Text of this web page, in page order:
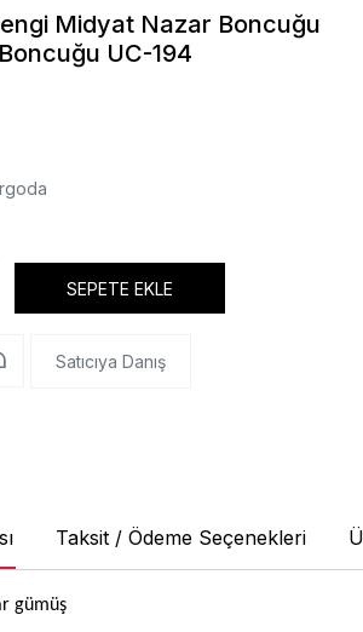
Midyat Nazar Boncuğu
UC-194
SEPETE EKLE
Satıcıya Danış
Taksit / Ödeme Seçenekleri
gümüş